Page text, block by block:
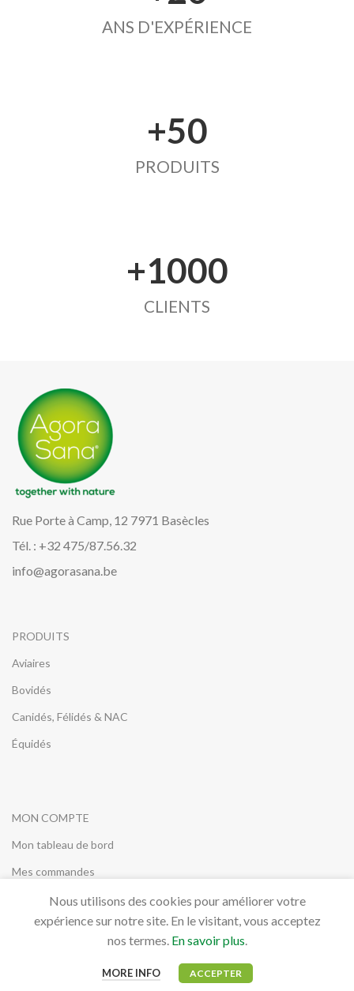
ANS D'EXPÉRIENCE
+50
PRODUITS
+1000
CLIENTS
Rue Porte à Camp, 12 7971 Basècles
Tél. : +32 475/87.56.32
info@agorasana.be
PRODUITS
Aviaires
Bovidés
Canidés, Félidés & NAC
Équidés
MON COMPTE
Mon tableau de bord
Mes commandes
Nous utilisons des cookies pour améliorer votre
expérience sur notre site. En le visitant, vous acceptez
nos termes. En savoir plus.
MORE INFO ACCEPTER